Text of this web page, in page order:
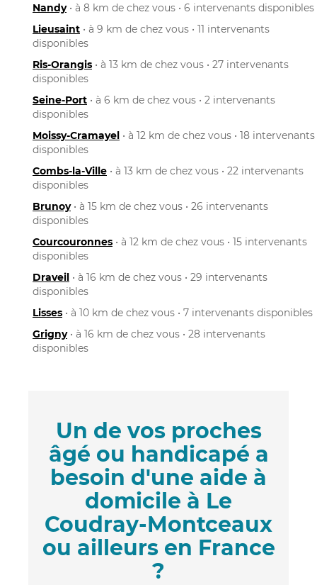
Nandy• à 8 km de chez vous • 6 intervenants disponibles
Lieusaint • à 9 km de chez vous • 11 intervenants
disponibles
Ris-Orangis • à 13 km de chez vous • 27 intervenants
disponibles
Seine-Port • à 6 km de chez vous • 2 intervenants
disponibles
Moissy-Cramayel • à 12 km de chez vous • 18 intervenants
disponibles
Combs-la-Ville • à 13 km de chez vous • 22 intervenants
disponibles
Brunoy• à 15 km de chez vous • 26 intervenants
disponibles
Courcouronnes • à 12 km de chez vous • 15 intervenants
disponibles
Draveil • à 16 km de chez vous • 29 intervenants
disponibles
Lisses • à 10 km de chez vous • 7 intervenants disponibles
Grigny• à 16 km de chez vous • 28 intervenants
disponibles
Un de vos proches
âgé ou handicapé a
besoin d'une aide à
domicile à Le
Coudray-Montceaux
ou ailleurs en France
?